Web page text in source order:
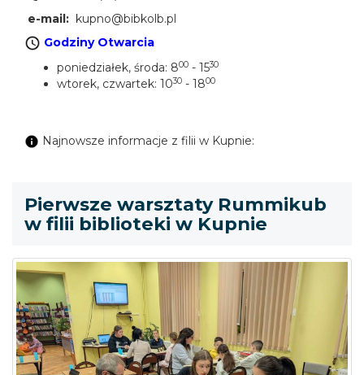
e-mail: kupno@bibkolb.pl
Godziny Otwarcia
poniedziałek, środa: 800 - 1530
wtorek, czwartek: 1030 - 1800
Najnowsze informacje z filii w Kupnie:
Pierwsze warsztaty Rummikub
w filii biblioteki w Kupnie